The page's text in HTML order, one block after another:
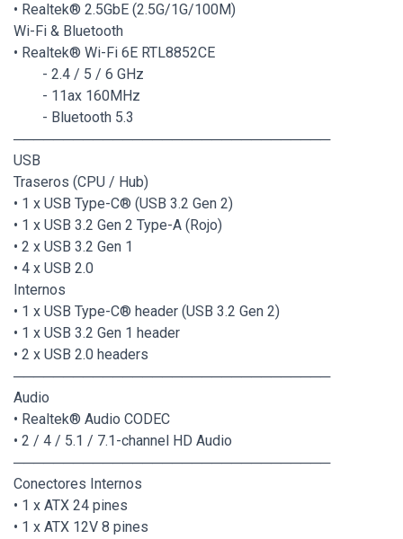
• Realtek® 2.5GbE (2.5G/1G/100M)
Wi-Fi & Bluetooth
• Realtek® Wi-Fi 6E RTL8852CE
- 2.4 / 5 / 6 GHz
- 11ax 160MHz
- Bluetooth 5.3
────────────────────────────────
USB
Traseros (CPU / Hub)
• 1 x USB Type-C® (USB 3.2 Gen 2)
• 1 x USB 3.2 Gen 2 Type-A (Rojo)
• 2 x USB 3.2 Gen 1
• 4 x USB 2.0
Internos
• 1 x USB Type-C® header (USB 3.2 Gen 2)
• 1 x USB 3.2 Gen 1 header
• 2 x USB 2.0 headers
────────────────────────────────
Audio
• Realtek® Audio CODEC
• 2 / 4 / 5.1 / 7.1-channel HD Audio
────────────────────────────────
Conectores Internos
• 1 x ATX 24 pines
• 1 x ATX 12V 8 pines